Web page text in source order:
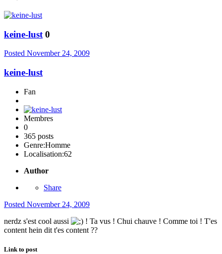
keine-lust 0
Posted November 24, 2009
keine-lust
Fan
Membres
0
365 posts
Genre:Homme
Localisation:62
Author
Share
Posted November 24, 2009
nerdz s'est cool aussi
! Ta vus ! Chui chauve ! Comme toi ! T'es
content hein dit t'es content ??
Link to post